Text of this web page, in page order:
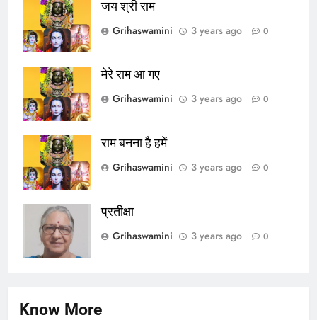
जय श्री राम
Grihaswamini
3 years ago 0
मेरे राम आ गए
Grihaswamini
3 years ago 0
राम बनना है हमें
Grihaswamini
3 years ago 0
प्रतीक्षा
Grihaswamini
3 years ago 0
Know More